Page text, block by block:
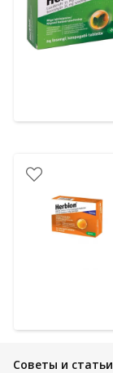
Советы и статьи